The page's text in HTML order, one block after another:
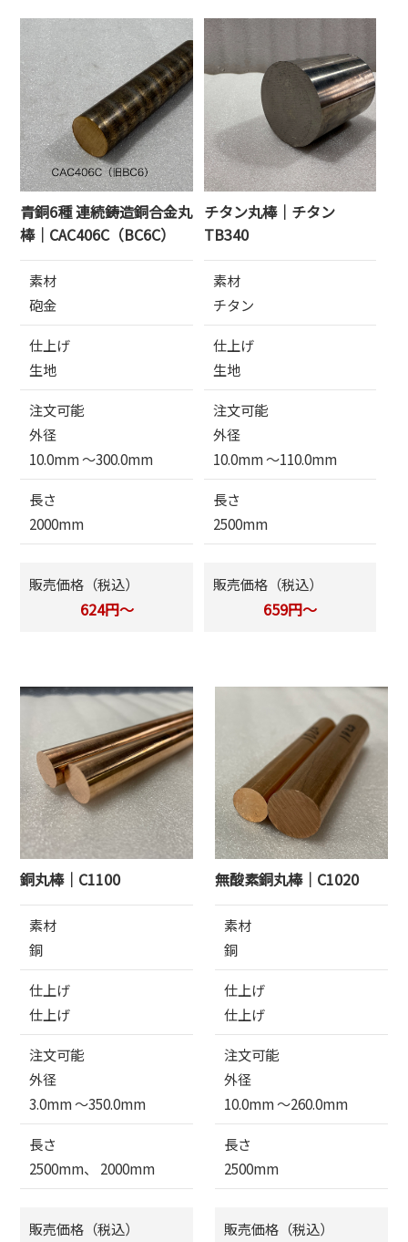
青銅6種 連続鋳造銅合金丸
棒｜CAC406C（BC6C）
素材
砲金
仕上げ
生地
注文可能
外径
10.0mm 〜300.0mm
長さ
2000mm
販売価格（税込）
624円～
チタン丸棒｜チタン
TB340
素材
チタン
仕上げ
生地
注文可能
外径
10.0mm 〜110.0mm
長さ
2500mm
販売価格（税込）
659円～
銅丸棒｜C1100
素材
銅
仕上げ
仕上げ
注文可能
外径
3.0mm 〜350.0mm
長さ
2500mm、 2000mm
販売価格（税込）
無酸素銅丸棒｜C1020
素材
銅
仕上げ
仕上げ
注文可能
外径
10.0mm 〜260.0mm
長さ
2500mm
販売価格（税込）